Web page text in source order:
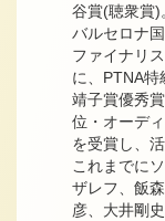
谷賞(聴衆賞)
バルセロナ
ファイナリ
に、PTNA特
靖子賞優秀
位・オーデ
を受賞し、
これまでに
ザレフ、飯
彦、大井剛